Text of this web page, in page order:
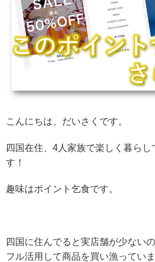
こんにちは、だいさくです。
四国在住、4人家族で楽しく暮ら
す！
趣味はポイント乞食です。
四国に住んでると実店舗が少ない
フル活用して商品を買い漁っていま